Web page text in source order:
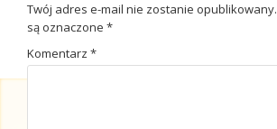
Twój adres e-mail nie zostanie opublikowany.
są oznaczone *
Komentarz *